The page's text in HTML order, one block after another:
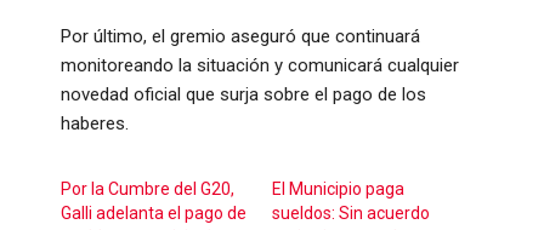
Por último, el gremio aseguró que continuará
monitoreando la situación y comunicará cualquier
novedad oficial que surja sobre el pago de los
haberes.
Por la Cumbre del G20,
Galli adelanta el pago de
El Municipio paga
sueldos: Sin acuerdo